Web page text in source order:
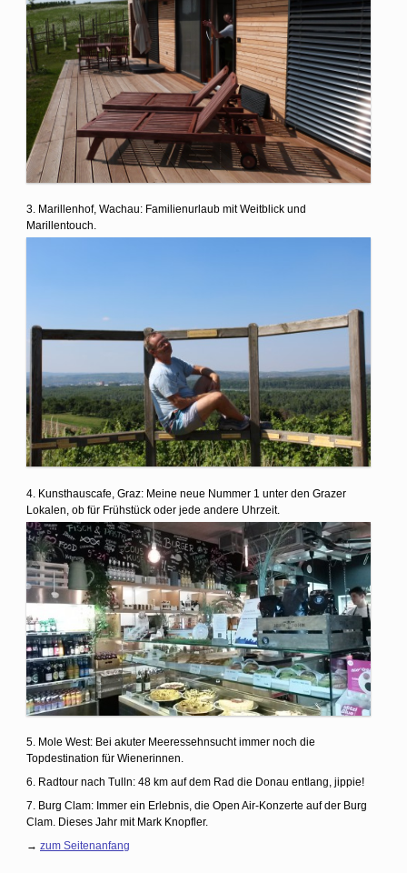
3. Marillenhof, Wachau: Familienurlaub mit Weitblick und
Marillentouch.
4. Kunsthauscafe, Graz: Meine neue Nummer 1 unter den Grazer
Lokalen, ob für Frühstück oder jede andere Uhrzeit.
5. Mole West: Bei akuter Meeressehnsucht immer noch die
Topdestination für Wienerinnen.
6. Radtour nach Tulln: 48 km auf dem Rad die Donau entlang, jippie!
7. Burg Clam: Immer ein Erlebnis, die Open Air-Konzerte auf der Burg
Clam. Dieses Jahr mit Mark Knopfler.
→ zum Seitenanfang